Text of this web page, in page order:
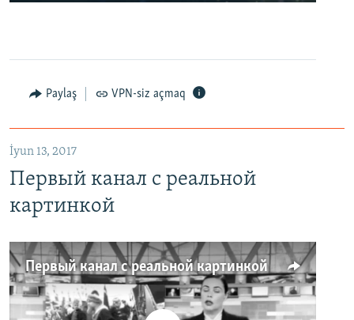
Paylaş VPN-siz açmaq
İyun 13, 2017
Первый канал с реальной
картинкой
Первый канал с реальной картинкой